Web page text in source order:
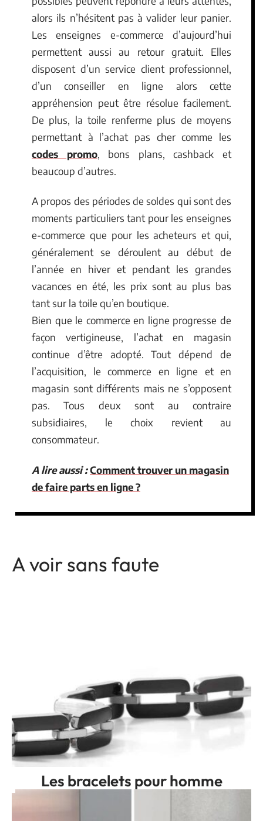
alors ils n’hésitent pas à valider leur panier.
Les enseignes e-commerce d’aujourd’hui
permettent aussi au retour gratuit. Elles
disposent d’un service client professionnel,
d’un conseiller en ligne alors cette
appréhension peut être résolue facilement.
De plus, la toile renferme plus de moyens
permettant à l’achat pas cher comme les
codes promo, bons plans, cashback et
beaucoup d’autres.
A propos des périodes de soldes qui sont des
moments particuliers tant pour les enseignes
e-commerce que pour les acheteurs et qui,
généralement se déroulent au début de
l’année en hiver et pendant les grandes
vacances en été, les prix sont au plus bas
tant sur la toile qu’en boutique.
Bien que le commerce en ligne progresse de
façon vertigineuse, l’achat en magasin
continue d’être adopté. Tout dépend de
l’acquisition, le commerce en ligne et en
magasin sont différents mais ne s’opposent
pas. Tous deux sont au contraire
subsidiaires, le choix revient au
consommateur.
A lire aussi :Comment trouver un magasin
de faire parts en ligne ?
A voir sans faute
Les bracelets pour homme